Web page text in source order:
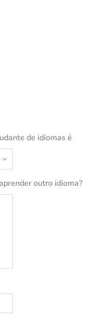
de idiomas é
outro idioma?